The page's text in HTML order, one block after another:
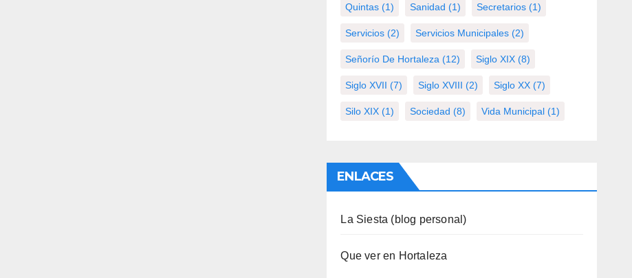
Quintas (1) Sanidad (1) Secretarios (1)
Servicios (2) Servicios Municipales (2)
Señorío De Hortaleza (12) Siglo XIX (8)
Siglo XVII (7) Siglo XVIII (2) Siglo XX (7)
Silo XIX (1) Sociedad (8) Vida Municipal (1)
ENLACES
La Siesta (blog personal)
Que ver en Hortaleza